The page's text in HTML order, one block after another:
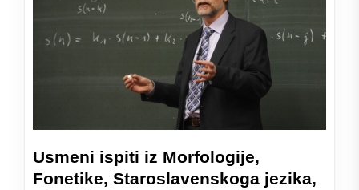
Usmeni ispiti iz Morfologije,
Fonetike, Staroslavenskoga jezika,